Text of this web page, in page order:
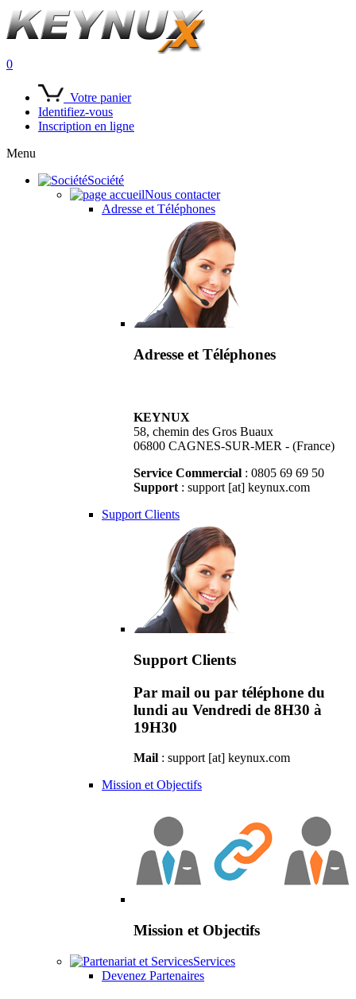
0
Votre panier
Identifiez-vous
Inscription en ligne
Menu
Société
Nous contacter
Adresse et Téléphones
Adresse et Téléphones
KEYNUX
58, chemin des Gros Buaux
06800 CAGNES-SUR-MER - (France)
Service Commercial : 0805 69 69 50
Support : support [at] keynux.com
Support Clients
Support Clients
Par mail ou par téléphone du
lundi au Vendredi de 8H30 à
19H30
Mail : support [at] keynux.com
Mission et Objectifs
Mission et Objectifs
Services
Devenez Partenaires